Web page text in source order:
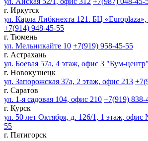
г. Иркутск
ул. Карла Либкнехта 121. БЦ
+7(914) 948-45-55
г. Тюмень
ул. Мельникайте 10 +7(919) 958-45-55
г. Астрахань
ул. Боевая 57а, 4 этаж, офис 3 "Бум-центр"
г. Новокузнецк
ул. Запорожская 37а, 2 этаж, офис 213
г. Саратов
ул. 1-я садовая 104, офис 210 +7(919) 838-
г. Курск
ул. 50 лет Октября, д. 126/1, 1 этаж, офис
55
г. Пятигорск